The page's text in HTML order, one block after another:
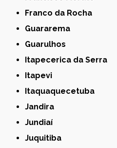
Franco da Rocha
Guararema
Guarulhos
Itapecerica da Serra
Itapevi
Itaquaquecetuba
Jandira
Jundiaí
Juquitiba